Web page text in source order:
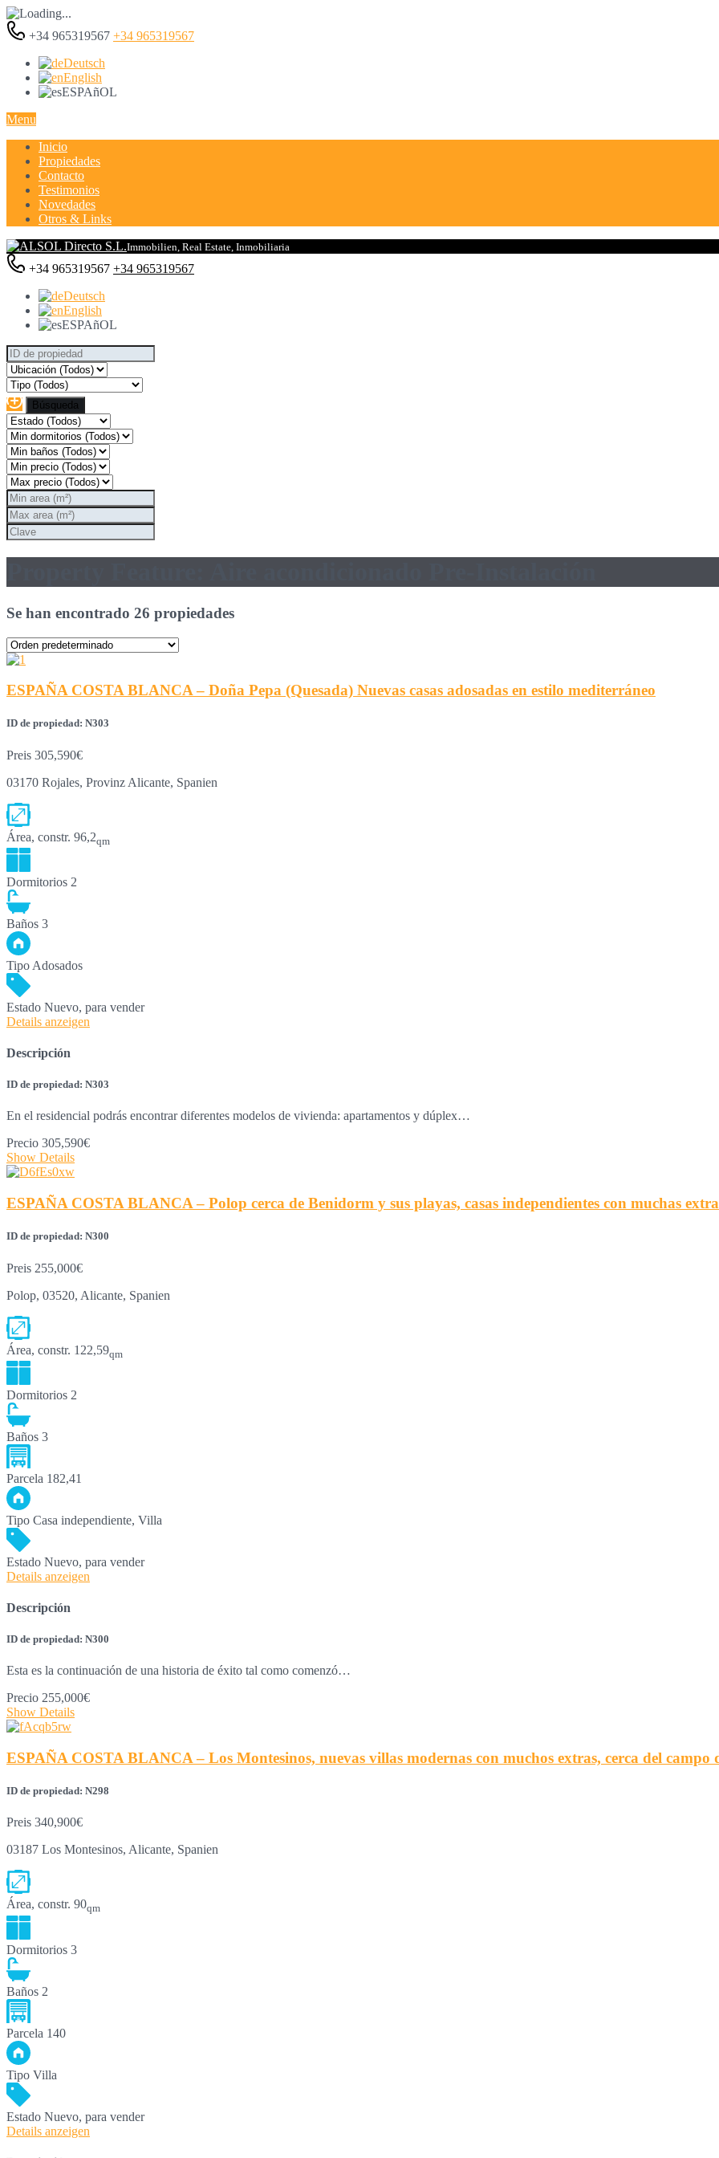
+34 965319567 +34 965319567
Deutsch
English
ESPAñOL
Menu
Inicio
Propiedades
Contacto
Testimonios
Novedades
Otros & Links
Immobilien, Real Estate, Inmobiliaria
+34 965319567 +34 965319567
Deutsch
English
ESPAñOL
Se han encontrado 26 propiedades
ESPAÑA COSTA BLANCA – Doña Pepa (Quesada) Nuevas casas adosadas en estilo mediterráneo
ID de propiedad: N303
Preis 305,590€
03170 Rojales, Provinz Alicante, Spanien
Área, constr. 96,2qm
Dormitorios 2
Baños 3
Tipo Adosados
Estado Nuevo, para vender
Details anzeigen
Descripción
ID de propiedad: N303
En el residencial podrás encontrar diferentes modelos de vivienda: apartamentos y dúplex…
Precio 305,590€
Show Details
ESPAÑA COSTA BLANCA – Polop cerca de Benidorm y sus playas, casas independientes con muchas
ID de propiedad: N300
Preis 255,000€
Polop, 03520, Alicante, Spanien
Área, constr. 122,59qm
Dormitorios 2
Baños 3
Parcela 182,41
Tipo Casa independiente, Villa
Estado Nuevo, para vender
Details anzeigen
Descripción
ID de propiedad: N300
Esta es la continuación de una historia de éxito tal como comenzó…
Precio 255,000€
Show Details
ESPAÑA COSTA BLANCA – Los Montesinos, nuevas villas modernas con muchos extras, cerca del campo
ID de propiedad: N298
Preis 340,900€
03187 Los Montesinos, Alicante, Spanien
Área, constr. 90qm
Dormitorios 3
Baños 2
Parcela 140
Tipo Villa
Estado Nuevo, para vender
Details anzeigen